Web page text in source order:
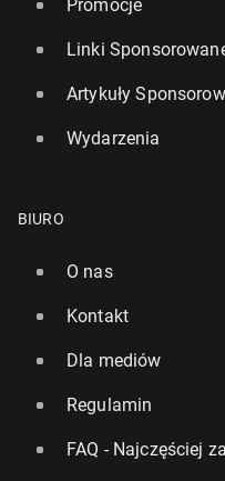
Promocje
Linki
Artykuły
Wydarzenia
BIURO
O nas
Kontakt
Dla mediów
Regulamin
FAQ - Najczęściej